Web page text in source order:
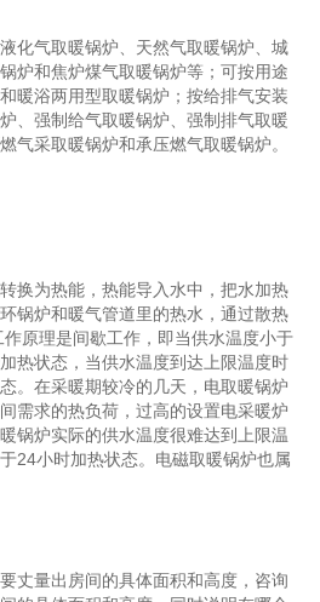
气取暖锅炉、天然气取暖锅炉、城
炉和焦炉煤气取暖锅炉等；可按用途
暖浴两用型取暖锅炉；按给排气安装
、强制给气取暖锅炉、强制排气取暖
气采取暖锅炉和承压燃气取暖锅炉。
为热能，热能导入水中，把水加热
锅炉和暖气管道里的热水，通过散热
原理是间歇工作，即当供水温度小于
热状态，当供水温度到达上限温度时
。在采暖期较冷的几天，电取暖锅炉
需求的热负荷，过高的设置电采暖炉
锅炉实际的供水温度很难达到上限温
24小时加热状态。电磁取暖锅炉也属
量出房间的具体面积和高度，咨询